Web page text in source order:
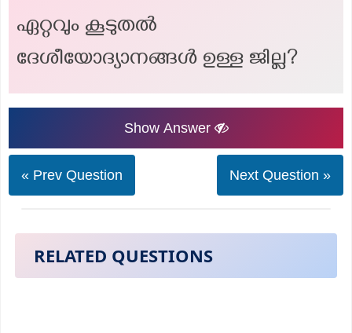
ഏറ്റവും കൂടുതല്‍
ദേശീയോദ്യാനങ്ങള്‍ ഉള്ള ജില്ല?
Show Answer
« Prev Question Next Question »
RELATED QUESTIONS